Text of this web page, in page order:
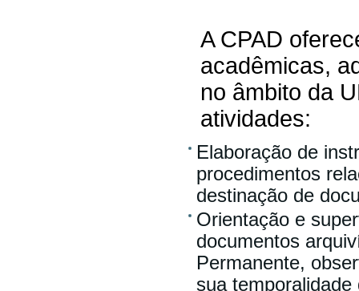
A CPAD
acadêmicas,
no âmbito da
atividades:
Elaboração de
procedimentos
destinação de
Orientação e
documentos
Permanente,
sua temporalidade